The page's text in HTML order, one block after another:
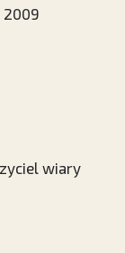
2009
wiary